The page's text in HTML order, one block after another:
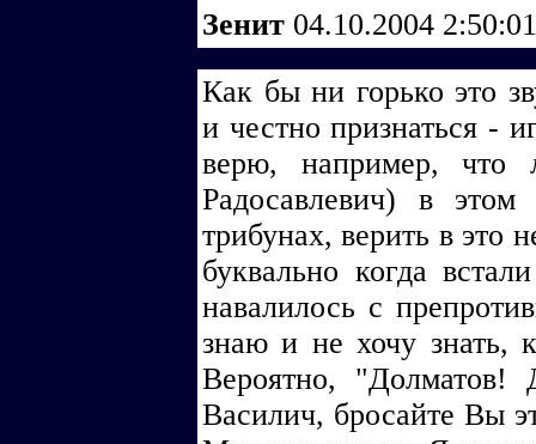
Зенит 04.10.2004
Как бы ни горько это
и честно признаться -
верю, например, что
Радосавлевич) в
трибунах, верить в это
буквально когда
навалилось с
знаю и не хочу знать,
Вероятно,
Василич, бросайте Вы